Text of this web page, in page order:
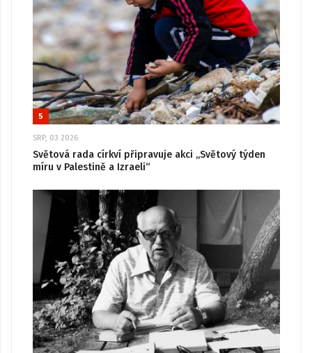
5
SRP, 03 2026
Světová rada církví připravuje akci „Světový týden
míru v Palestině a Izraeli“